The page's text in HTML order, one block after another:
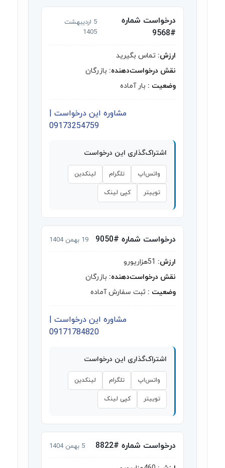
درخواست شماره
#9568
5 اردیبهشت
1405
ارزش: تماس بگیرید
نقش درخواست‌دهنده: بازرگان
وضعیت : بار آماده
مشاوره این درخواست |
09173254759
اشتراک‌گذاری این درخواست
واتس‌اپ تلگرام لینکدین
توییتر کپی لینک
درخواست شماره #9050 19 بهمن 1404
ارزش:
نقش درخواست‌دهنده: بازرگان
وضعیت : ثبت سفارش آماده
مشاوره این درخواست |
09171784820
اشتراک‌گذاری این درخواست
واتس‌اپ تلگرام لینکدین
توییتر کپی لینک
درخواست شماره #8822 5 بهمن 1404